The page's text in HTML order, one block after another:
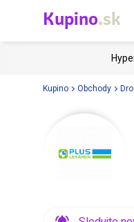
Kupino.sk
Kupino Obchody